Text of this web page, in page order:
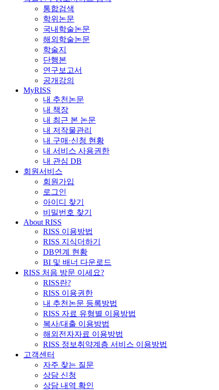
통합검색
학위논문
국내학술논문
해외학술논문
학술지
단행본
연구보고서
공개강의
MyRISS
내 추천논문
내 책장
내 최근 본 논문
내 저작물관리
내 구매·신청 현황
내 서비스 사용권한
내 관심 DB
회원서비스
회원가입
로그인
아이디 찾기
비밀번호 찾기
About RISS
RISS 이용방법
RISS 지식더하기
DB연계 현황
BI 및 배너 다운로드
RISS 처음 방문 이세요?
RISS란?
RISS 이용권한
내 추천논문 등록방법
RISS 자료 유형별 이용방법
복사/대출 이용방법
해외전자자료 이용방법
RISS 정보취약계층 서비스 이용방법
고객센터
자주 찾는 질문
상담 신청
상담 내역 확인